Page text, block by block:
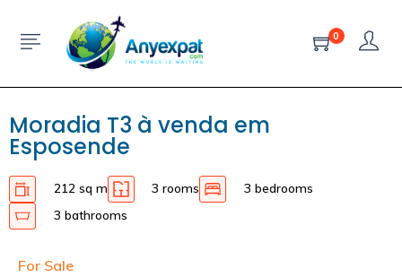
0
Moradia T3 à venda em
Esposende
212 sq m 3 rooms
3 bedrooms
3 bathrooms
For Sale